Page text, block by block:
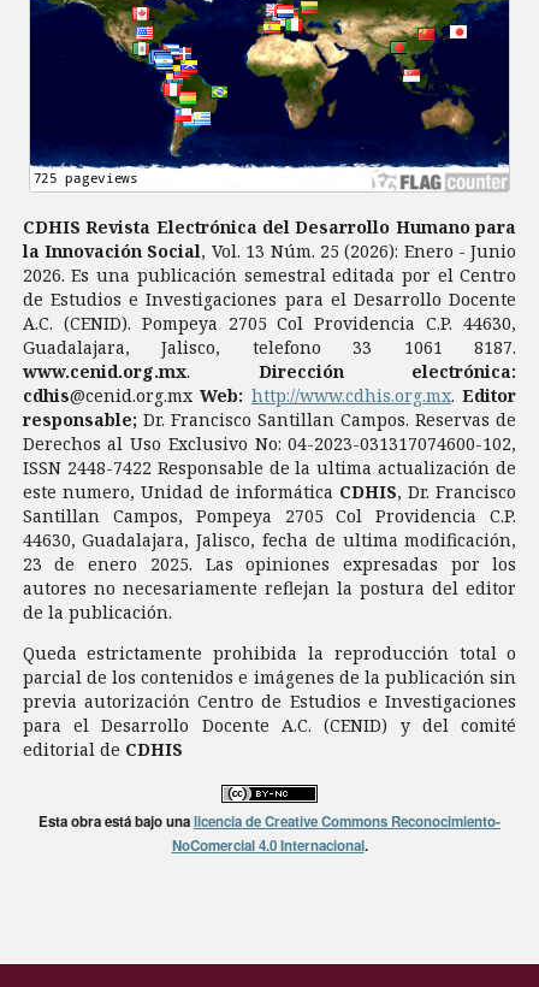
CDHIS Revista Electrónica del Desarrollo Humano para
la Innovación Social, Vol. 13 Núm. 25 (2026): Enero - Junio
2026. Es una publicación semestral editada por el Centro
de Estudios e Investigaciones para el Desarrollo Docente
A.C. (CENID). Pompeya 2705 Col Providencia C.P. 44630,
Guadalajara, Jalisco, telefono 33 1061 8187.
www.cenid.org.mx. Dirección electrónica:
cdhis@cenid.org.mxWeb: http://www.cdhis.org.mx. Editor
responsable; Dr. Francisco Santillan Campos. Reservas de
Derechos al Uso Exclusivo No: 04-2023-031317074600-102,
ISSN 2448-7422 Responsable de la ultima actualización de
este numero, Unidad de informática CDHIS, Dr. Francisco
Santillan Campos, Pompeya 2705 Col Providencia C.P.
44630, Guadalajara, Jalisco, fecha de ultima modificación,
23 de enero 2025. Las opiniones expresadas por los
autores no necesariamente reflejan la postura del editor
de la publicación.
Queda estrictamente prohibida la reproducción total o
parcial de los contenidos e imágenes de la publicación sin
previa autorización Centro de Estudios e Investigaciones
para el Desarrollo Docente A.C. (CENID) y del comité
editorial de CDHIS
Esta obra está bajo unalicencia de Creative Commons Reconocimiento-
NoComercial 4.0 Internacional.